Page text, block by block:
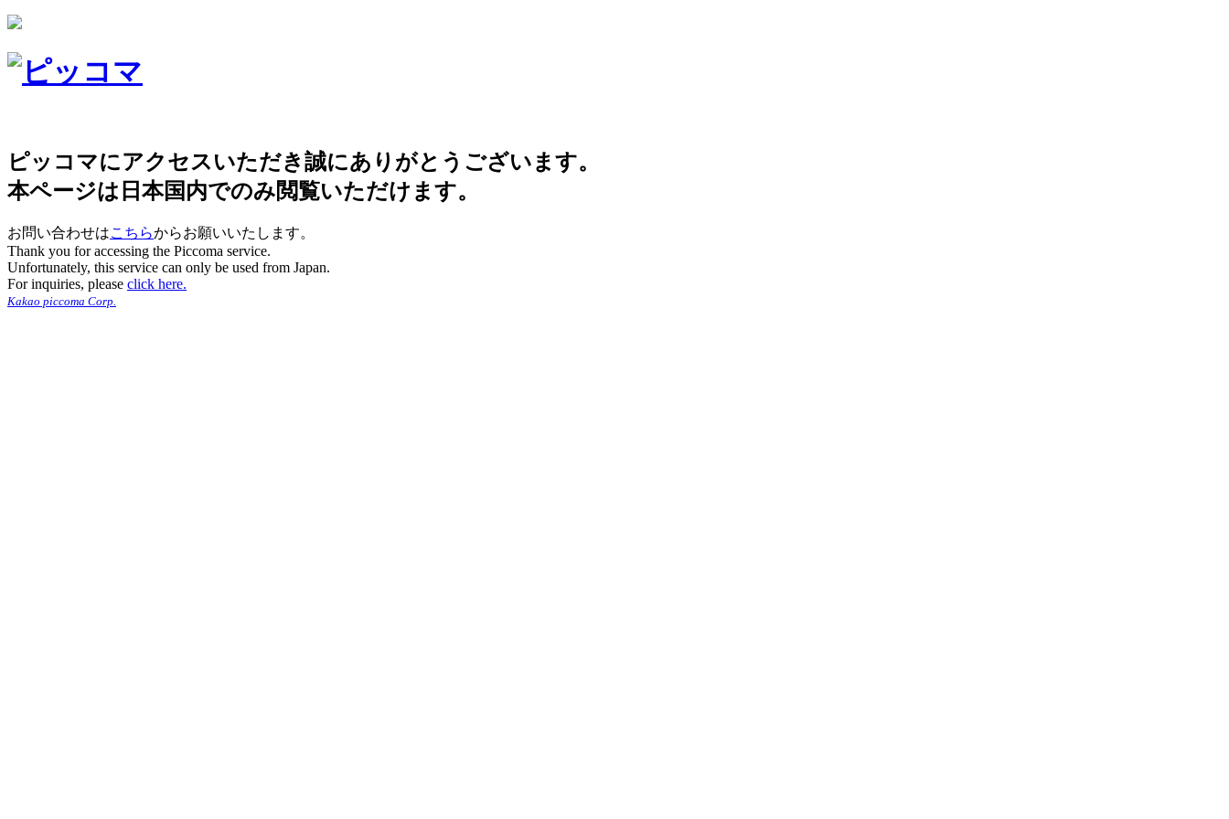
ピッコマにアクセスいただき誠にありがとうございます。
本ページは日本国内でのみ閲覧いただけます。
お問い合わせはこちらからお願いいたします。
Thank you for accessing the Piccoma service.
Unfortunately, this service can only be used from Japan.
For inquiries, please click here.
Kakao piccoma Corp.